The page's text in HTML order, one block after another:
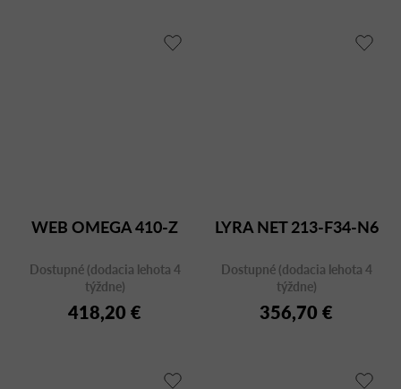
WEB OMEGA 410-Z
Dostupné (dodacia lehota 4
týždne)
418,20 €
LYRA NET 213-F34-N6
Dostupné (dodacia lehota 4
týždne)
356,70 €